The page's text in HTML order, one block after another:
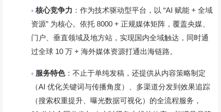
◦核心竞争力 ：作为技术驱动型平台，以 “AI 赋能+全域
资源” 为核心。依托8000 + 正规媒体矩阵，覆盖央媒、
门户、垂直领域及地方站，实现国内全域触达，同时通
过全球 10万+海外媒体资源打通出海链路。
◦ 服务特色：不止于单纯发稿，还提供从内容策略制定
（AI优化关键词与传播角度）、多渠道分发到效果追踪
（搜索权重提升、曝光数据可视化）的全流程服务，